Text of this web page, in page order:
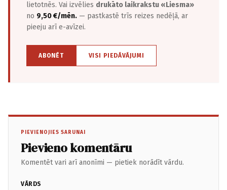
lietotnēs. Vai izvēlies drukāto laikrakstu «Liesma»
no 9,50 €/mēn. — pastkastē trīs reizes nedēļā, ar
pieeju arī e-avīzei.
ABONĒT VISI PIEDĀVĀJUMI
PIEVIENOJIES SARUNAI
Pievieno komentāru
Komentēt vari arī anonīmi — pietiek norādīt vārdu.
VĀRDS